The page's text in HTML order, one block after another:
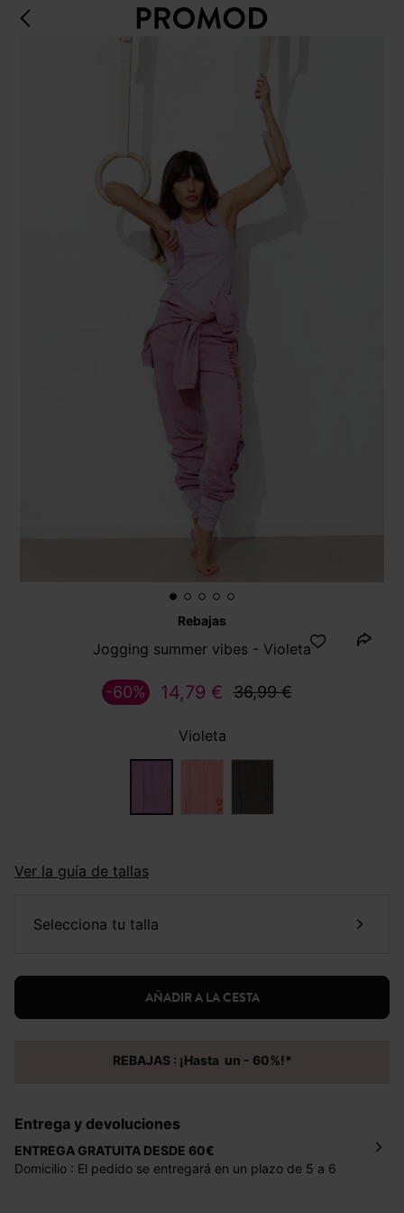
Rebajas
Jogging summer vibes - Violeta
14,79 € 36,99 €
-60%
Violeta
Ver la guía de tallas
selecciona tu talla
AÑADIR A LA CESTA
REBAJAS : ¡Hasta un - 60%!*
Entrega y devoluciones
ENTREGA GRATUITA DESDE 60€
Domicilio : El pedido se entregará en un plazo de 5 a 6